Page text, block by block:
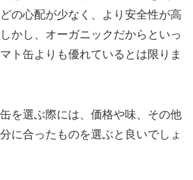
の心配が少なく、より安全性が高
かし、オーガニックだからといっ
ト缶よりも優れているとは限りま
を選ぶ際には、価格や味、その他
に合ったものを選ぶと良いでしょ